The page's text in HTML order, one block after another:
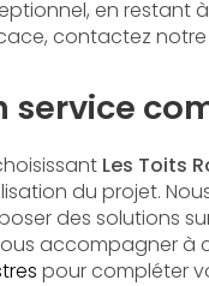
en restant
contactez notre
service
Les Toits
du projet.
des solutions
accompagner à
pour compléter